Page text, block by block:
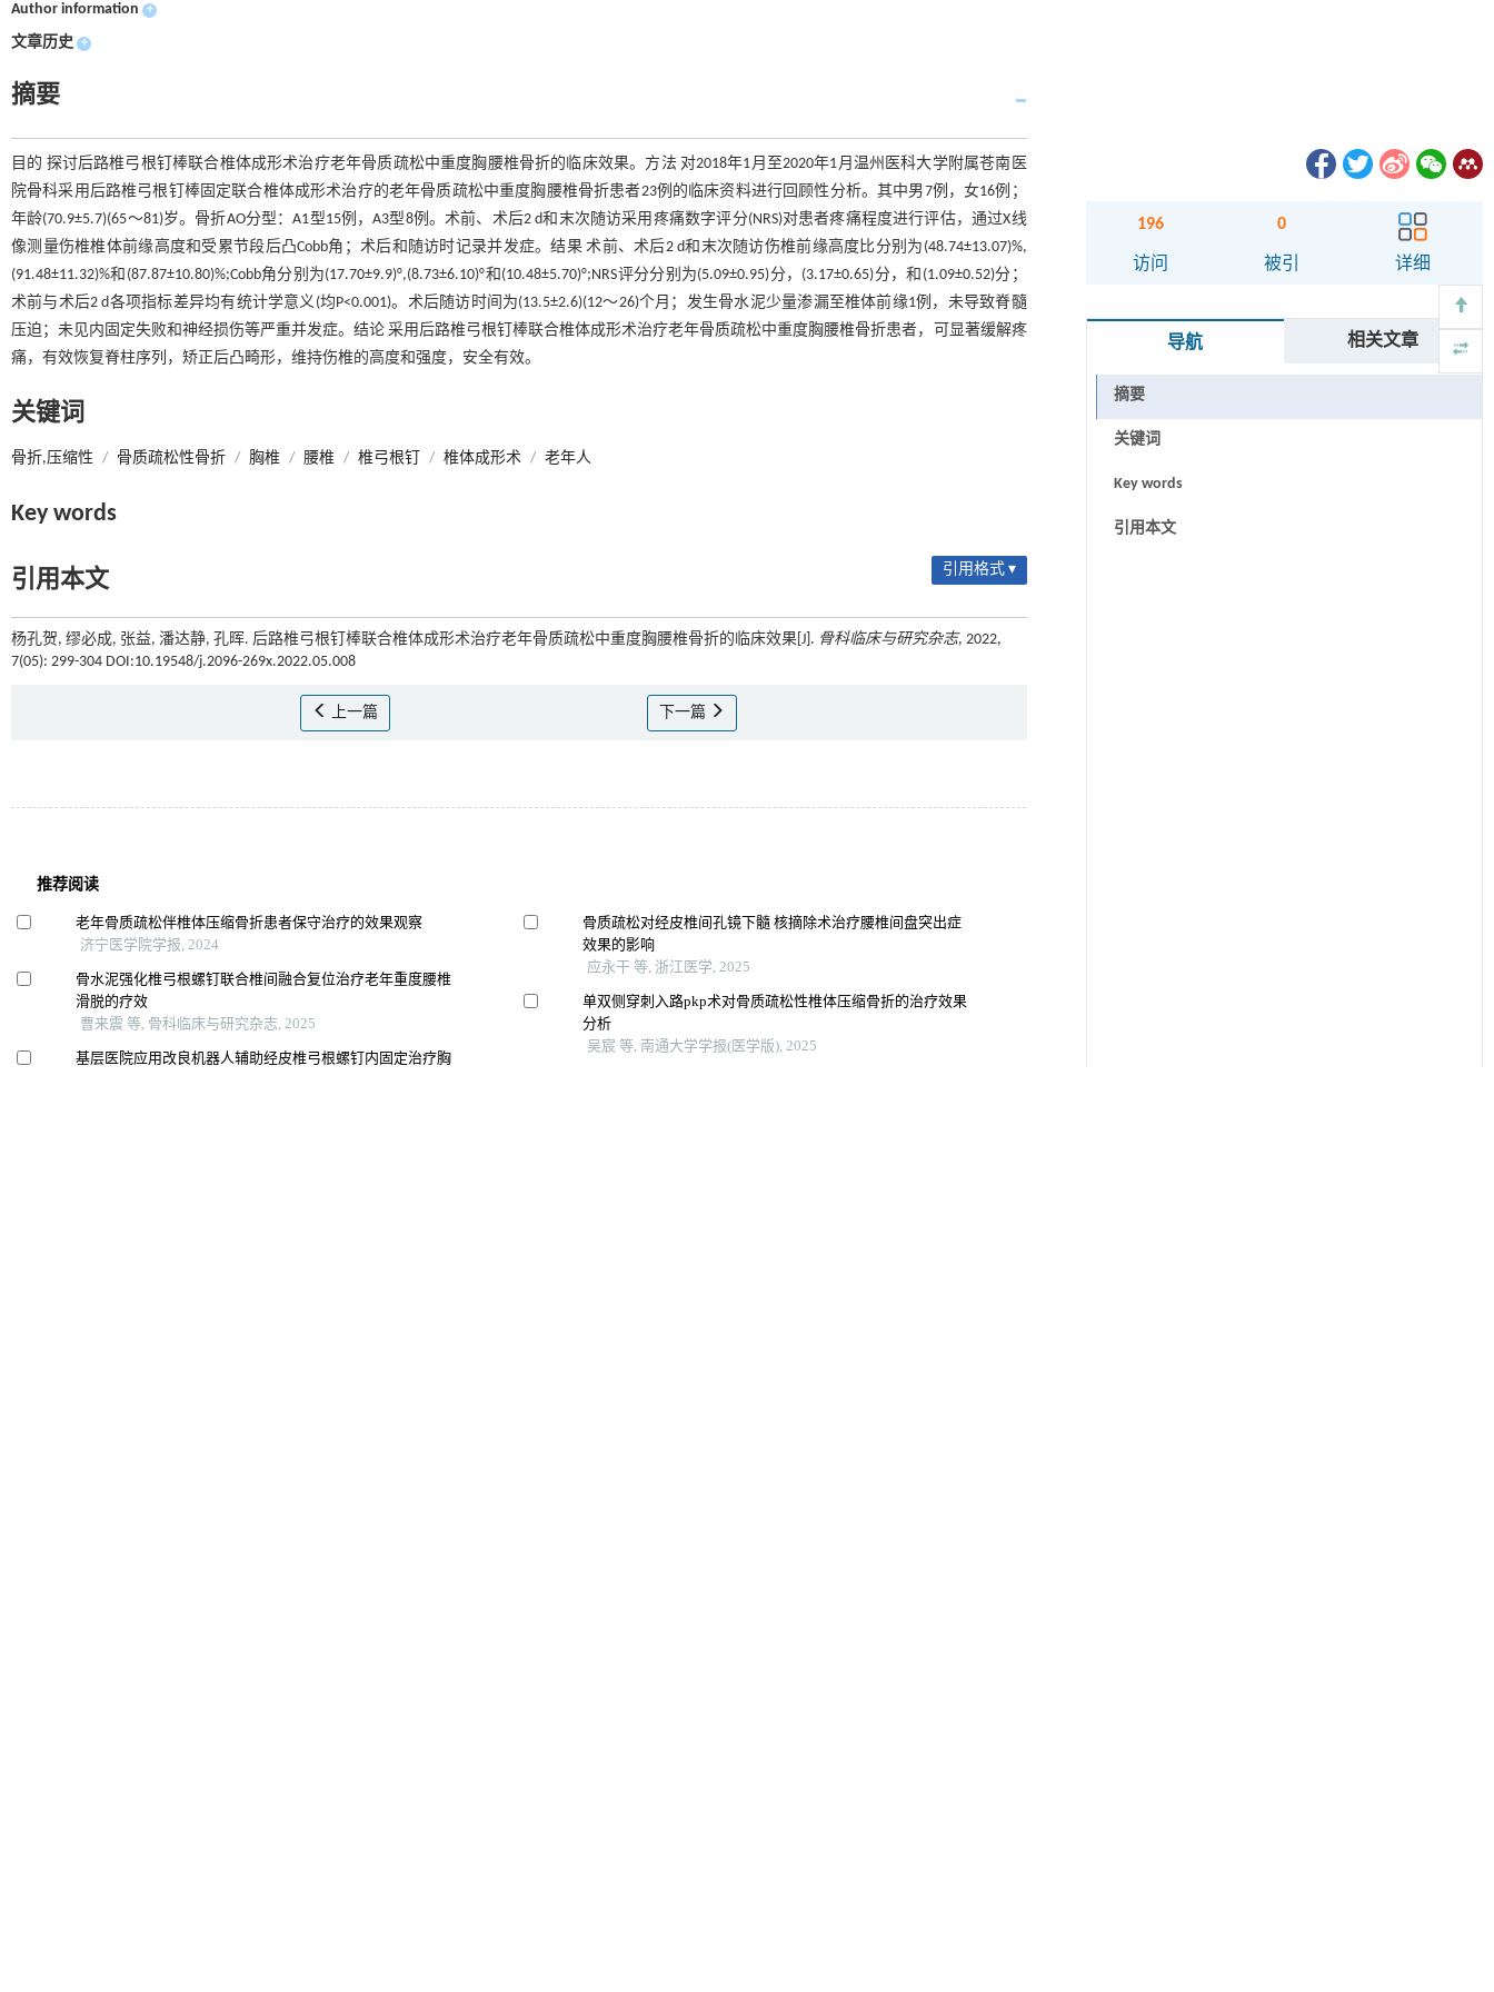
Author information +
文章历史 +
摘要
目的 探讨后路椎弓根钉棒联合椎体成形术治疗老年骨质疏松中重度胸腰椎骨折的临床效果。方法 对2018年1月至2020年1月温州医科大学附属苍南医
院骨科采用后路椎弓根钉棒固定联合椎体成形术治疗的老年骨质疏松中重度胸腰椎骨折患者23例的临床资料进行回顾性分析。其中男7例，女16例；
年龄(70.9±5.7)(65～81)岁。骨折AO分型：A1型15例，A3型8例。术前、术后2 d和末次随访采用疼痛数字评分(NRS)对患者疼痛程度进行评估，通过X线
像测量伤椎椎体前缘高度和受累节段后凸Cobb角；术后和随访时记录并发症。结果 术前、术后2 d和末次随访伤椎前缘高度比分别为(48.74±13.07)%,
(91.48±11.32)%和(87.87±10.80)%;Cobb角分别为(17.70±9.9)°,(8.73±6.10)°和(10.48±5.70)°;NRS评分分别为(5.09±0.95)分，(3.17±0.65)分，和(1.09±0.52)分；
术前与术后2 d各项指标差异均有统计学意义(均P<0.001)。术后随访时间为(13.5±2.6)(12～26)个月；发生骨水泥少量渗漏至椎体前缘1例，未导致脊髓
压迫；未见内固定失败和神经损伤等严重并发症。结论 采用后路椎弓根钉棒联合椎体成形术治疗老年骨质疏松中重度胸腰椎骨折患者，可显著缓解疼
痛，有效恢复脊柱序列，矫正后凸畸形，维持伤椎的高度和强度，安全有效。
关键词
骨折,压缩性 / 骨质疏松性骨折 / 胸椎 / 腰椎 / 椎弓根钉 / 椎体成形术 / 老年人
Key words
引用本文 引用格式 ▾
杨孔贺, 缪必成, 张益, 潘达静, 孔晖. 后路椎弓根钉棒联合椎体成形术治疗老年骨质疏松中重度胸腰椎骨折的临床效果[J]. 骨科临床与研究杂志, 2022,
7(05): 299-304 DOI:10.19548/j.2096-269x.2022.05.008
上一篇 下一篇
196
访问
0
被引 详细
导航 相关文章
摘要
关键词
Key words
引用本文